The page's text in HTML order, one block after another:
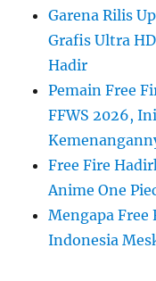
Garena Rilis
Grafis Ultra
Hadir
Pemain Free
FFWS 2026,
Free Fire
Anime One
Mengapa Free
Indonesia